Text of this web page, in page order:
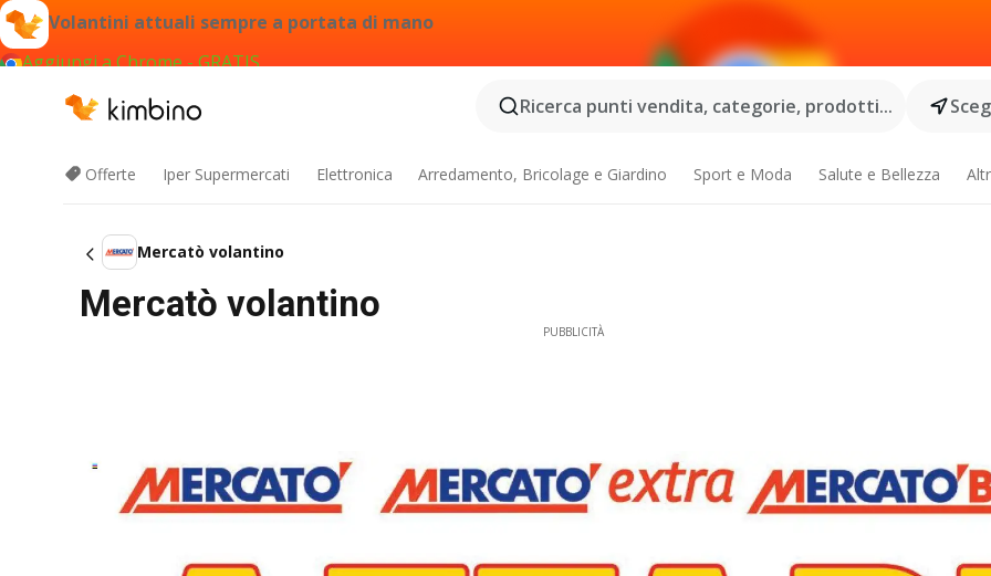
Volantini attuali sempre a portata di mano
Aggiungi a Chrome - GRATIS
Ricerca punti vendita, categorie, prodotti...
Offerte Iper Supermercati Elettronica Arredamento, Bricolage e Giardino Sport e Moda Salute e Bellezza
Mercatò volantino
Mercatò volantino
PUBBLICITÀ